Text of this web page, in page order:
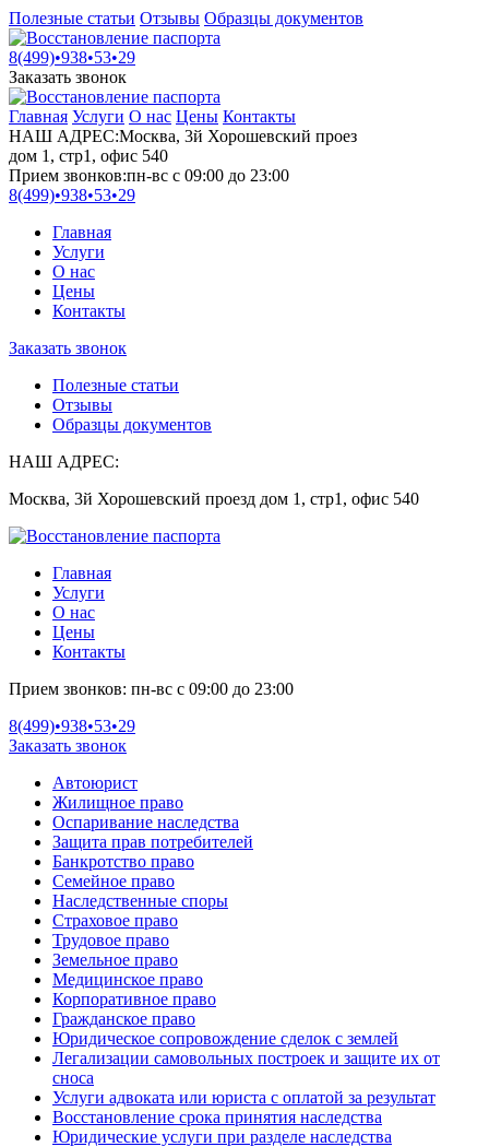
Полезные статьи Отзывы Образцы документов
8(499)•938•53•29
Заказать звонок
Главная Услуги О нас Цены Контакты
НАШ АДРЕС:Москва, 3й Хорошевский проез
дом 1, стр1, офис 540
Прием звонков:пн-вс с 09:00 до 23:00
8(499)•938•53•29
Главная
Услуги
О нас
Цены
Контакты
Заказать звонок
Полезные статьи
Отзывы
Образцы документов
НАШ АДРЕС:
Москва, 3й Хорошевский проезд дом 1, стр1, офис 540
Главная
Услуги
О нас
Цены
Контакты
Прием звонков: пн-вс с 09:00 до 23:00
8(499)•938•53•29
Заказать звонок
Автоюрист
Жилищное право
Оспаривание наследства
Защита прав потребителей
Банкротство право
Семейное право
Наследственные споры
Страховое право
Трудовое право
Земельное право
Медицинское право
Корпоративное право
Гражданское право
Юридическое сопровождение сделок с землей
Легализации самовольных построек и защите их от
сноса
Услуги адвоката или юриста с оплатой за результат
Восстановление срока принятия наследства
Юридические услуги при разделе наследства